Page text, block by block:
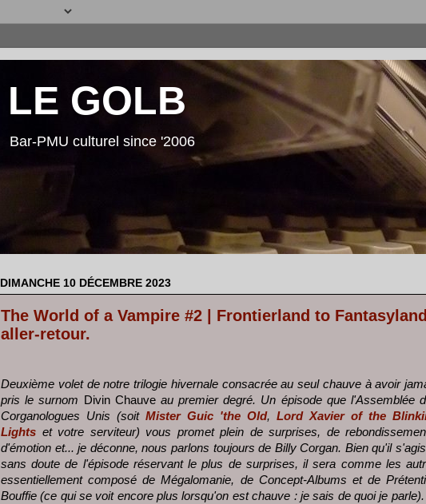
LE GOLB
Bar-PMU culturel since '2006
DIMANCHE 10 DÉCEMBRE 2023
The World of a Vampire #2 | Frontierland to
aller-retour.
Deuxième volet de notre trilogie hivernale consacrée au seul chauve à avoir
pris le surnom Divin Chauveau premier degré. Un épisode que l'Assemblée
Corganologues Unis (soit Mister Guic 'the Old, Lord Xavier of the
Lights et votre serviteur) vous promet plein de surprises, de
d'émotion et... je déconne, nous parlons toujours de Billy Corgan. Bien qu'il
sans doute de l'épisode réservant le plus de surprises, il sera comme les
essentiellement composé de Mégalomanie, de Concept-Albums et de
Bouffie (ce qui se voit encore plus lorsqu'on est chauve : je sais de quoi je